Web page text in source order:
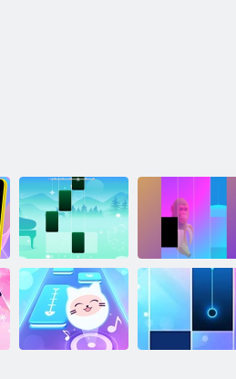
Klavír
Dlaždice klavíra:
talianskeho
mozgu